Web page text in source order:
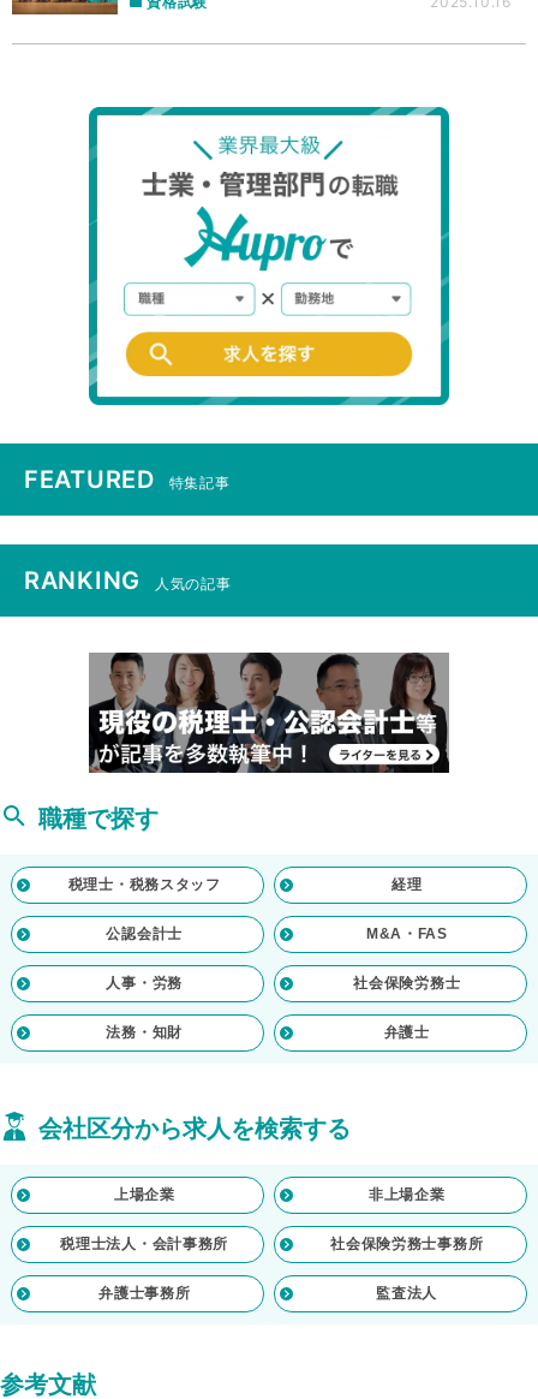
FEATURED 特集記事
RANKING 人気の記事
職種で探す
税理士・税務スタッフ 経理
公認会計士 M&A・FAS
人事・労務 社会保険労務士
法務・知財 弁護士
会社区分から求人を検索する
上場企業 非上場企業
税理士法人・会計事務所 社会保険労務士事務所
弁護士事務所 監査法人
参考文献